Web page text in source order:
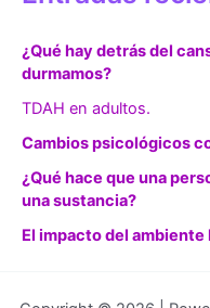
:¿Qué hay detrás del
durmamos?
TDAH en adultos.
Cambios psicológicos
¿Qué hace que una
una sustancia?
El impacto del